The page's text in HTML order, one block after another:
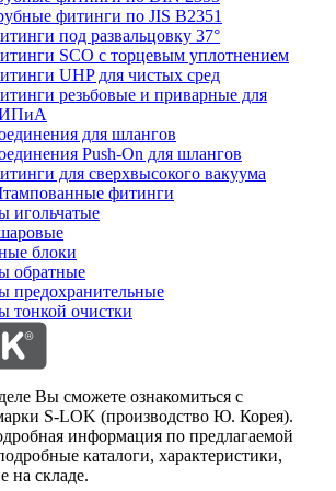
фитинги по JIS B2351
под развальцовку 37°
SCO с торцевым уплотнением
UHP для чистых сред
резьбовые и приварные для
для шлангов
Push-On для шлангов
для сверхвысокого вакуума
фитинги
игольчатые
блоки
обратные
предохранительные
тонкой очистки
Вы сможете ознакомиться с
S-LOK (производство Ю. Корея).
информация по предлагаемой
каталоги, характеристики,
на складе.